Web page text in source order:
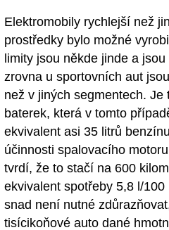
Elektromobily rychlejší než
prostředky bylo možné
limity jsou někde jinde a
zrovna u sportovních aut
než v jiných segmentech.
baterek, která v tomto
ekvivalent asi 35 litrů
účinnosti spalovacího
tvrdí, že to stačí na 600
ekvivalent spotřeby 5,8 l/
snad není nutné
tisícikoňové auto dané